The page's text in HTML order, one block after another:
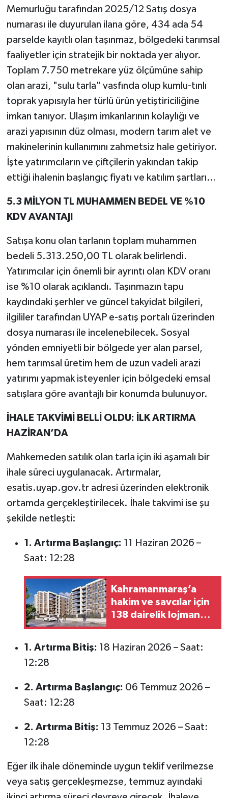
Memurluğu tarafından 2025/12 Satış dosya
numarası ile duyurulan ilana göre, 434 ada 54
parselde kayıtlı olan taşınmaz, bölgedeki tarımsal
faaliyetler için stratejik bir noktada yer alıyor.
Toplam 7.750 metrekare yüz ölçümüne sahip
olan arazi, "sulu tarla" vasfında olup kumlu-tınlı
toprak yapısıyla her türlü ürün yetiştiriciliğine
imkan tanıyor. Ulaşım imkanlarının kolaylığı ve
arazi yapısının düz olması, modern tarım alet ve
makinelerinin kullanımını zahmetsiz hale getiriyor.
İşte yatırımcıların ve çiftçilerin yakından takip
ettiği ihalenin başlangıç fiyatı ve katılım şartları…
5.3 MİLYON TL MUHAMMEN BEDEL VE %10
KDV AVANTAJI
Satışa konu olan tarlanın toplam muhammen
bedeli 5.313.250,00 TL olarak belirlendi.
Yatırımcılar için önemli bir ayrıntı olan KDV oranı
ise %10 olarak açıklandı. Taşınmazın tapu
kaydındaki şerhler ve güncel takyidat bilgileri,
ilgililer tarafından UYAP e-satış portalı üzerinden
dosya numarası ile incelenebilecek. Sosyal
yönden emniyetli bir bölgede yer alan parsel,
hem tarımsal üretim hem de uzun vadeli arazi
yatırımı yapmak isteyenler için bölgedeki emsal
satışlara göre avantajlı bir konumda bulunuyor.
İHALE TAKVİMİ BELLİ OLDU: İLK ARTIRMA
HAZİRAN’DA
Mahkemeden satılık olan tarla için iki aşamalı bir
ihale süreci uygulanacak. Artırmalar,
esatis.uyap.gov.tr adresi üzerinden elektronik
ortamda gerçekleştirilecek. İhale takvimi ise şu
şekilde netleşti:
1. Artırma Başlangıç: 11 Haziran 2026 –
Saat: 12:28
Kahramanmaraş’a
hakim ve savcılar için
138 dairelik lojman
inşa ediliyor
1. Artırma Bitiş: 18 Haziran 2026 – Saat:
12:28
2. Artırma Başlangıç: 06 Temmuz 2026 –
Saat: 12:28
2. Artırma Bitiş: 13 Temmuz 2026 – Saat:
12:28
Eğer ilk ihale döneminde uygun teklif verilmezse
veya satış gerçekleşmezse, temmuz ayındaki